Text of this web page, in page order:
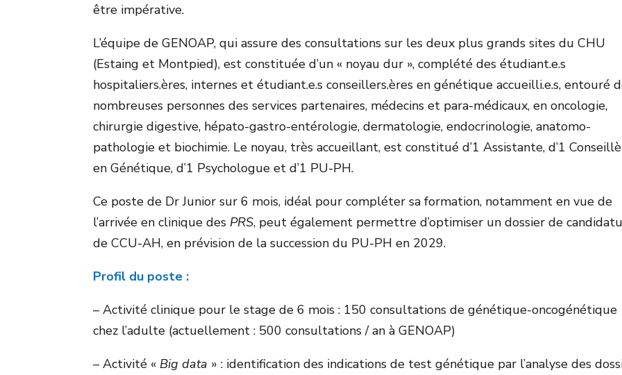
être impérative.
L’équipe de GENOAP, qui assure des consultations sur les deux plus grands sites du CHU
(Estaing et Montpied), est constituée d’un « noyau dur », complété des étudiant.e.s
hospitaliers.ères, internes et étudiant.e.s conseillers.ères en génétique accueilli.e.s, entouré
nombreuses personnes des services partenaires, médecins et para-médicaux, en oncologie,
chirurgie digestive, hépato-gastro-entérologie, dermatologie, endocrinologie, anatomo-
pathologie et biochimie. Le noyau, très accueillant, est constitué d’1 Assistante, d’1
en Génétique, d’1 Psychologue et d’1 PU-PH.
Ce poste de Dr Junior sur 6 mois, idéal pour compléter sa formation, notamment en vue de
l’arrivée en clinique des PRS, peut également permettre d’optimiser un dossier de
de CCU-AH, en prévision de la succession du PU-PH en 2029.
Profil du poste :
– Activité clinique pour le stage de 6 mois : 150 consultations de génétique-oncogénétique
chez l’adulte (actuellement : 500 consultations / an à GENOAP)
– Activité « Big data » : identification des indications de test génétique par l’analyse des